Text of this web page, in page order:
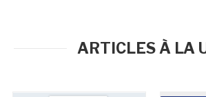
ARTICLES À LA